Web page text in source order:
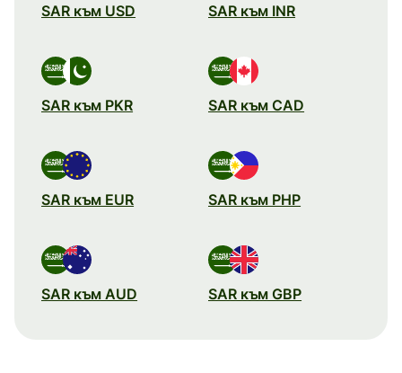
SAR към USD SAR към INR
SAR към PKR SAR към CAD
SAR към EUR SAR към PHP
SAR към AUD SAR към GBP